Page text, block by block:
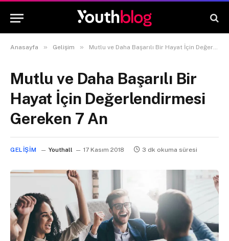
Anasayfa » Gelişim » Mutlu ve Daha Başarılı Bir Hayat İçin Değerlendirmesi Gereken 7 An
Mutlu ve Daha Başarılı Bir
Hayat İçin Değerlendirmesi
Gereken 7 An
GELIŞIM Youthall 17 Kasım 2018 3 dk okuma süresi